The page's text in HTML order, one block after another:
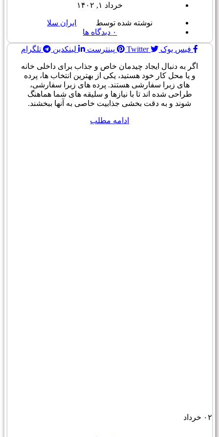
خرداد ۱, ۱۴۰۲
نوشته شده توسط
ایران سلا
۰ دیدگاه ها
فیس بوک Twitter پینترست لینکدین تلگرام
اگر به دنبال ایجاد چیدمان خاص و جذاب برای داخلی خانه
و یا محل کار خود هستید، یکی از بهترین انتخاب ها، پرده
های زبرا سفارشی هستند. پرده های زبرا سفارشی،
طراحی شده اند تا با نیازها و سلیقه های شما هماهنگ
شوند و به دقت بخشی جذابیت خاصی به آنها ببخشند.
ادامه مطلب
۰۲ خرداد